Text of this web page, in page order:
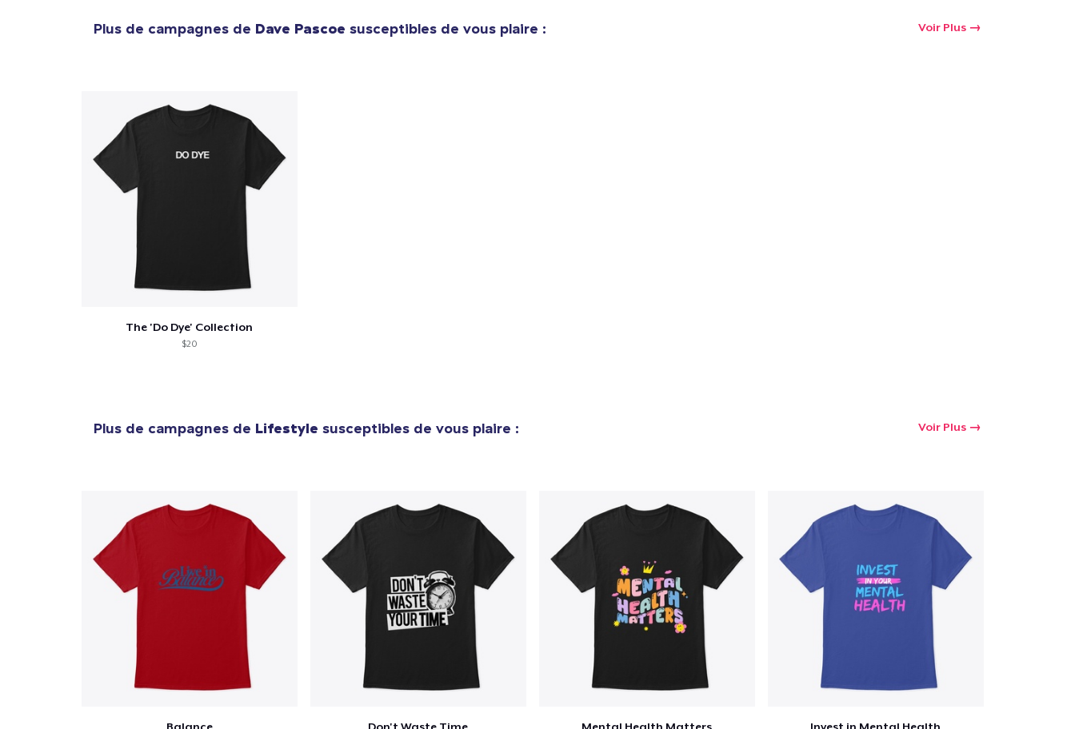
Plus de campagnes de Dave Pascoe susceptibles de vous plaire : Voir Plus
The 'Do Dye' Collection
$20
Plus de campagnes de Lifestyle susceptibles de vous plaire : Voir Plus
37,99 $US